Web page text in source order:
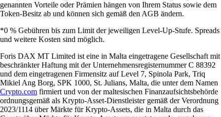
genannten Vorteile oder Prämien hängen von Ihrem Status sowie dem
Token-Besitz ab und können sich gemäß den AGB ändern.
*0 % Gebühren bis zum Limit der jeweiligen Level-Up-Stufe. Spreads
und weitere Kosten sind möglich.
Foris DAX MT Limited ist eine in Malta eingetragene Gesellschaft mit
beschränkter Haftung mit der Unternehmensregisternummer C 88392
und dem eingetragenen Firmensitz auf Level 7, Spinola Park, Triq
Mikiel Ang Borg, SPK 1000, St. Julians, Malta, die unter dem Namen
Crypto.com firmiert und von der maltesischen Finanzaufsichtsbehörde
ordnungsgemäß als Krypto-Asset-Dienstleister gemäß der Verordnung
2023/1114 über Märkte für Krypto-Assets, die in Malta durch das